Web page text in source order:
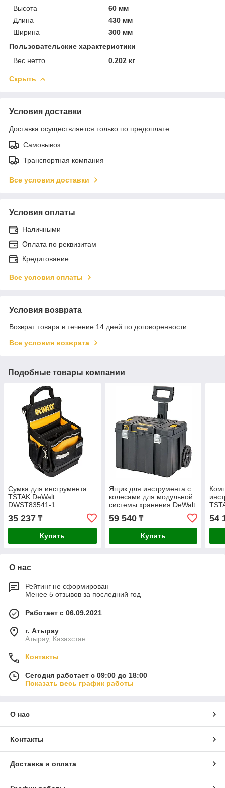
Высота
60 мм
Длина
430 мм
Ширина
300 мм
Пользовательские характеристики
Вес нетто
0.202 кг
Скрыть
Условия доставки
Доставка осуществляется только по предоплате.
Самовывоз
Транспортная компания
Все условия доставки
Условия оплаты
Наличными
Оплата по реквизитам
Кредитование
Все условия оплаты
Условия возврата
Возврат товара в течение 14 дней по договоренности
Все условия возврата
Подобные товары компании
Сумка для инструмента
TSTAK DeWalt
DWST83541-1
35 237 ₸
Купить
Ящик для инструмента с
колесами для модульной
системы хранения DeWalt
TSTAK 2.0 DWST83347-1
59 540₸
Купить
54
О нас
Рейтинг не сформирован
Менее 5 отзывов за последний год
Работает с 06.09.2021
г. Атырау
Атырау, Казахстан
Контакты
Сегодня работает с 09:00 до 18:00
Показать весь график работы
О нас
Контакты
Доставка и оплата